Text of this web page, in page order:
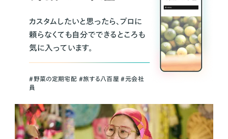
カスタムしたいと思ったら、プロに
頼らなくても自分でできるところも
気に入っています。
＃野菜の定期宅配 ＃旅する八百屋 ＃元会社
員